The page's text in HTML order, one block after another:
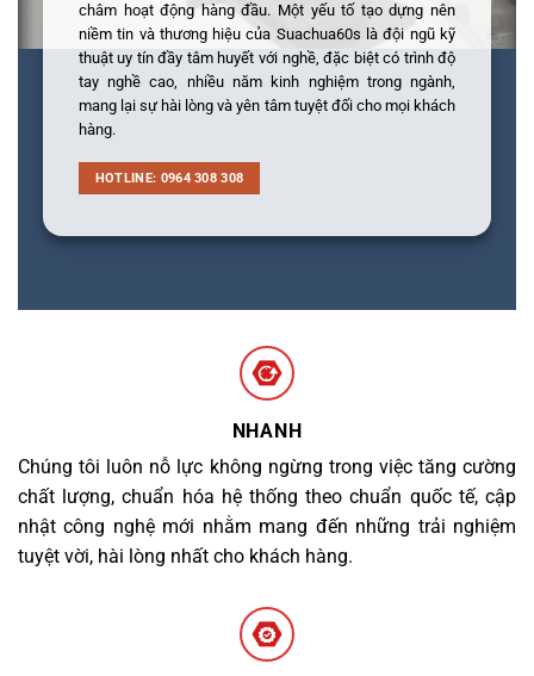
châm hoạt động hàng đầu. Một yếu tố tạo dựng nên
niềm tin và thương hiệu của Suachua60s là đội ngũ kỹ
thuật uy tín đầy tâm huyết với nghề, đặc biệt có trình độ
tay nghề cao, nhiều năm kinh nghiệm trong ngành,
mang lại sự hài lòng và yên tâm tuyệt đối cho mọi khách
hàng.
HOTLINE: 0964 308 308
NHANH
Chúng tôi luôn nỗ lực không ngừng trong việc tăng cường
chất lượng, chuẩn hóa hệ thống theo chuẩn quốc tế, cập
nhật công nghệ mới nhằm mang đến những trải nghiệm
tuyệt vời, hài lòng nhất cho khách hàng.